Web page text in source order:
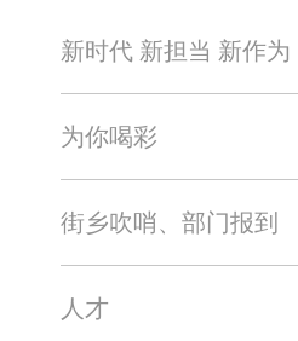
新时代 新担当 新作为
为你喝彩
街乡吹哨、部门报到
人才